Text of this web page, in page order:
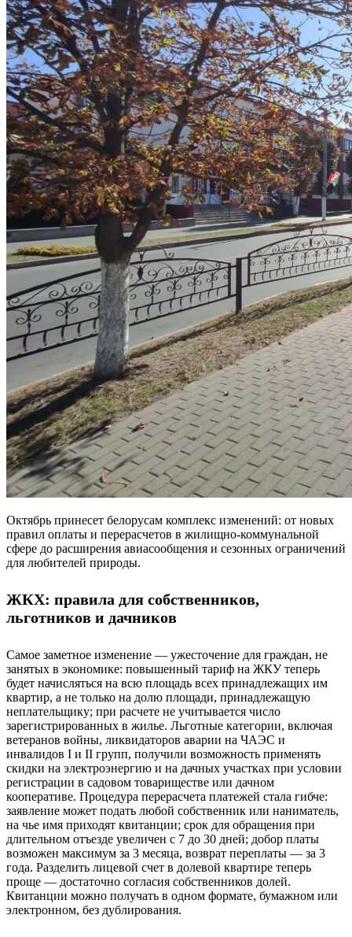
Октябрь принесет белорусам комплекс изменений: от новых
правил оплаты и перерасчетов в жилищно‑коммунальной
сфере до расширения авиасообщения и сезонных ограничений
для любителей природы.
ЖКХ: правила для собственников,
льготников и дачников
Самое заметное изменение — ужесточение для граждан, не
занятых в экономике: повышенный тариф на ЖКУ теперь
будет начисляться на всю площадь всех принадлежащих им
квартир, а не только на долю площади, принадлежащую
неплательщику; при расчете не учитывается число
зарегистрированных в жилье. Льготные категории, включая
ветеранов войны, ликвидаторов аварии на ЧАЭС и
инвалидов I и II групп, получили возможность применять
скидки на электроэнергию и на дачных участках при условии
регистрации в садовом товариществе или дачном
кооперативе. Процедура перерасчета платежей стала гибче:
заявление может подать любой собственник или наниматель,
на чье имя приходят квитанции; срок для обращения при
длительном отъезде увеличен с 7 до 30 дней; добор платы
возможен максимум за 3 месяца, возврат переплаты — за 3
года. Разделить лицевой счет в долевой квартире теперь
проще — достаточно согласия собственников долей.
Квитанции можно получать в одном формате, бумажном или
электронном, без дублирования.